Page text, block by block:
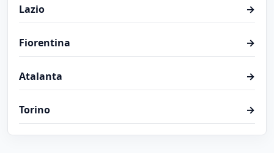
Lazio →
Fiorentina →
Atalanta →
Torino →